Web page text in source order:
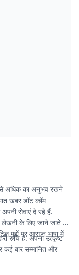
से अधिक का अनुभव रखने
खबर डॉट कॉम
सेवाएं दे रहे हैं.
के लिए जाने जाते हैं.
मुद्दों पर आसान भाषा में
रुचि है. अपनी उत्कृष्ट
कई बार सम्मानित और